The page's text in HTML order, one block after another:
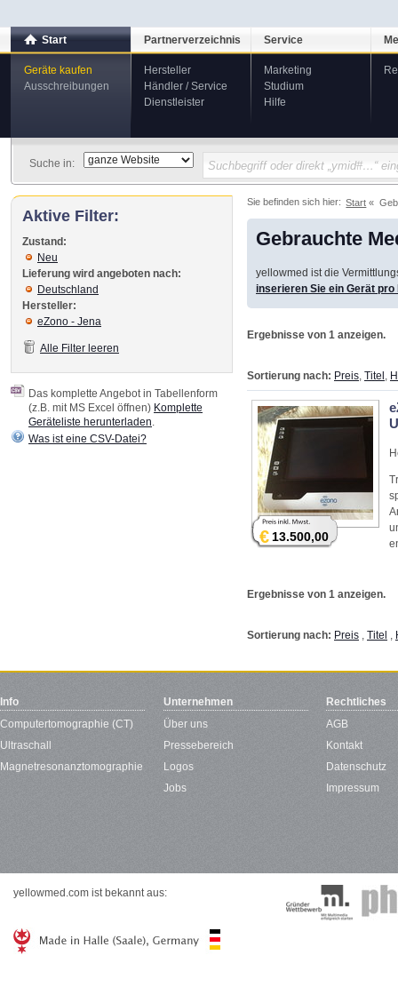
Start
Geräte kaufen
Ausschreibungen
Partnerverzeichnis
Hersteller
Händler / Service
Dienstleister
Service
Marketing
Studium
Hilfe
Suche in:
Sie befinden sich hier: Start
Gebrauchte
yellowmed ist die
inserieren Sie ein Gerät
Ergebnisse von 1 anzeigen.
Sortierung nach: Preis Titel
€13.500,00
Ergebnisse von 1 anzeigen.
Sortierung nach: Preis , Titel ,
Aktive Filter:
Zustand:
Neu
Lieferung wird angeboten nach:
Deutschland
Hersteller:
eZono - Jena
Alle Filter leeren
Das komplette Angebot in Tabellenform
(z.B. mit MS Excel öffnen) Komplette
Geräteliste herunterladen
Was ist eine CSV-Datei?
Info
Computertomographie (CT)
Ultraschall
Magnetresonanztomographie
Unternehmen
Über uns
Pressebereich
Logos
Jobs
Rechtliches
AGB
Kontakt
Datenschutz
Impressum
yellowmed.com ist bekannt aus: